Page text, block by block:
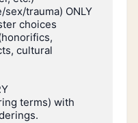
trauma) ONLY
choices
cultural
terms) with